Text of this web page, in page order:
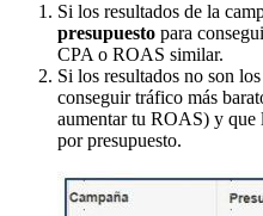
Si los resultados de la
presupuesto para
CPA o ROAS similar.
Si los resultados no son los
conseguir tráfico más
aumentar tu ROAS) y que
por presupuesto.